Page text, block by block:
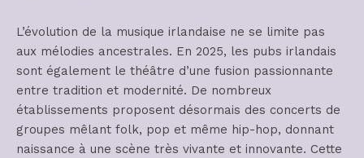
L’évolution de la musique irlandaise ne se limite pas
aux mélodies ancestrales. En 2025, les pubs irlandais
sont également le théâtre d’une fusion passionnante
entre tradition et modernité. De nombreux
établissements proposent désormais des concerts de
groupes mêlant folk, pop et même hip-hop, donnant
naissance à une scène très vivante et innovante. Cette